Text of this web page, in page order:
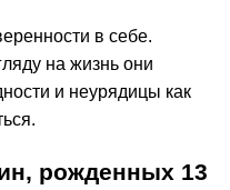
в себе.
на жизнь они
и неурядицы как
рожденных 13